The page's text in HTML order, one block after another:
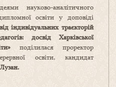
науково-аналітичного
освіти у доповіді
індивідуальних траєкторій
досвід Харківської
поділилася проректор
освіти, кандидат